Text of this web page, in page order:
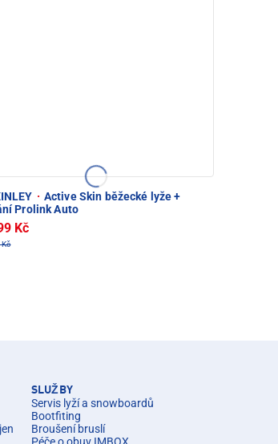
· Active Skin běžecké lyže +
Prolink Auto
Kč
SLUŽBY
Servis lyží a snowboardů
Bootfiting
Broušení bruslí